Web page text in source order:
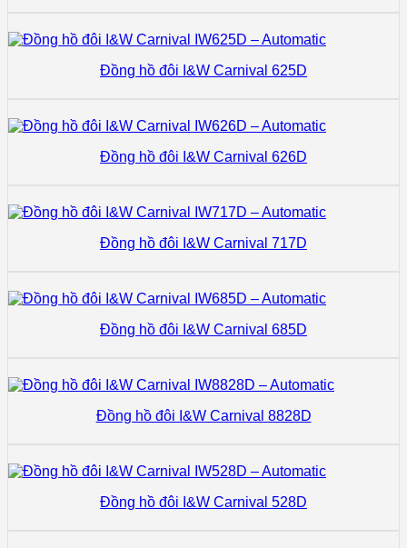
Đồng hồ đôi I&W Carnival 625D
Đồng hồ đôi I&W Carnival 626D
Đồng hồ đôi I&W Carnival 717D
Đồng hồ đôi I&W Carnival 685D
Đồng hồ đôi I&W Carnival 8828D
Đồng hồ đôi I&W Carnival 528D